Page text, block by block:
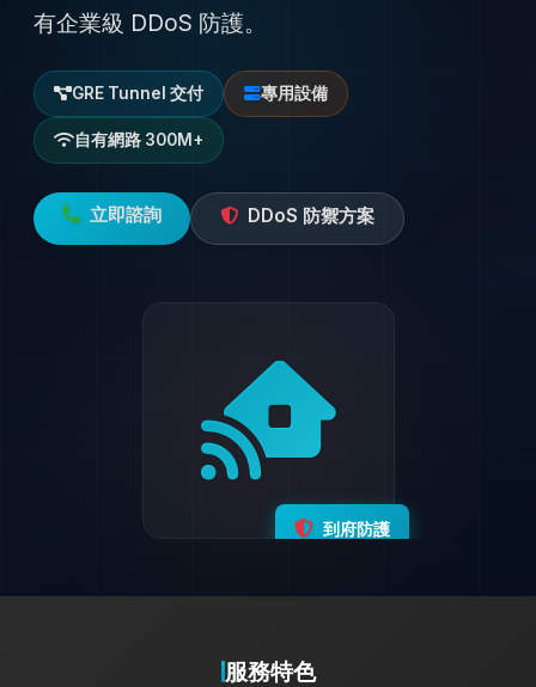
有企業級 DDoS 防護。
GRE Tunnel 交付 專用設備
自有網路 300M+
立即諮詢 DDoS 防禦方案
到府防護
服務特色